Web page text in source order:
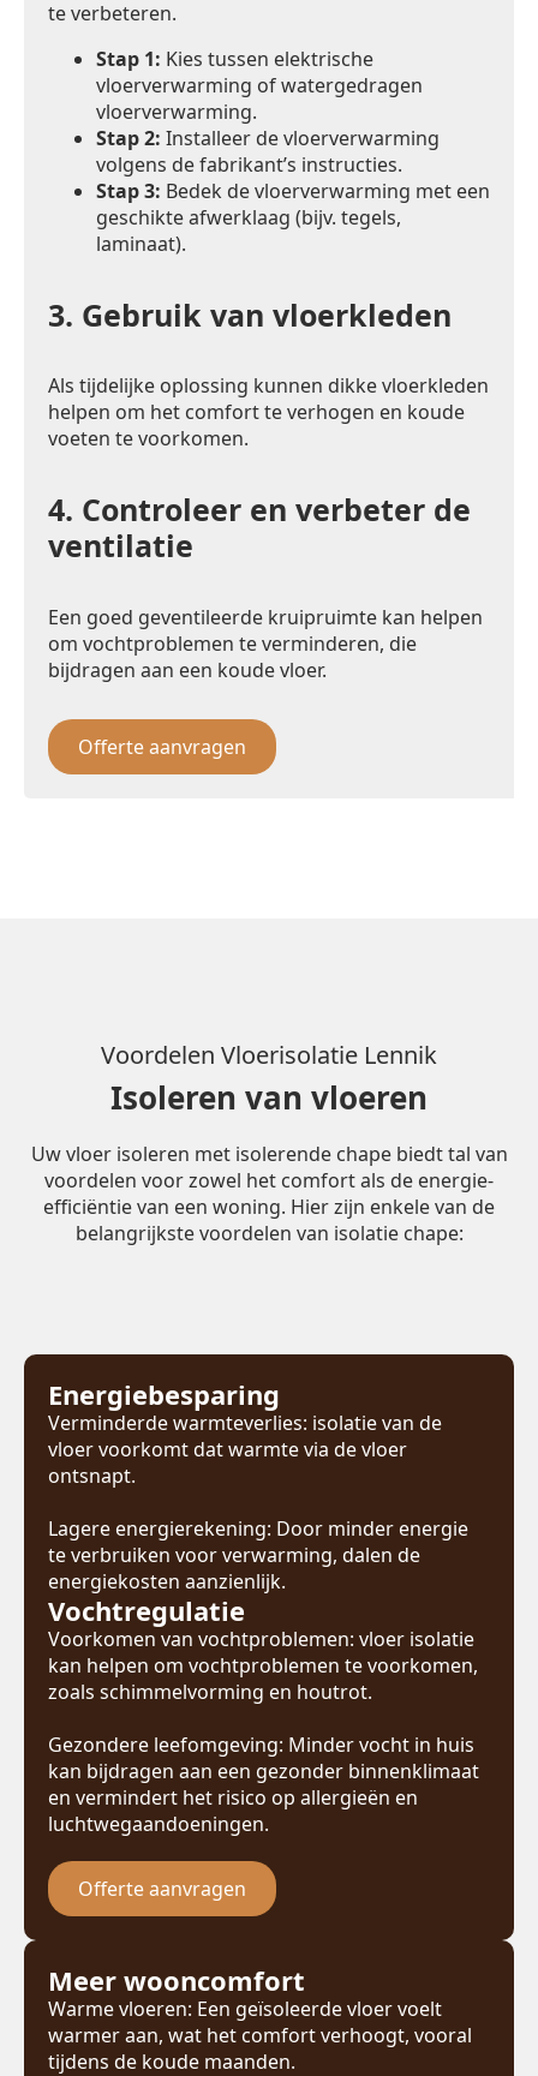
te verbeteren.
Stap 1: Kies tussen elektrische
vloerverwarming of watergedragen
vloerverwarming.
Stap 2: Installeer de vloerverwarming
volgens de fabrikant’s instructies.
Stap 3: Bedek de vloerverwarming met een
geschikte afwerklaag (bijv. tegels,
laminaat).
3. Gebruik van vloerkleden
Als tijdelijke oplossing kunnen dikke vloerkleden
helpen om het comfort te verhogen en koude
voeten te voorkomen.
4. Controleer en verbeter de
ventilatie
Een goed geventileerde kruipruimte kan helpen
om vochtproblemen te verminderen, die
bijdragen aan een koude vloer.
Offerte aanvragen
Voordelen Vloerisolatie Lennik
Isoleren van vloeren
Uw vloer isoleren met isolerende chape biedt tal van
voordelen voor zowel het comfort als de energie-
efficiëntie van een woning. Hier zijn enkele van de
belangrijkste voordelen van isolatie chape:
Energiebesparing
Verminderde warmteverlies: isolatie van de
vloer voorkomt dat warmte via de vloer
ontsnapt.
Lagere energierekening: Door minder energie
te verbruiken voor verwarming, dalen de
energiekosten aanzienlijk.
Vochtregulatie
Voorkomen van vochtproblemen: vloer isolatie
kan helpen om vochtproblemen te voorkomen,
zoals schimmelvorming en houtrot.
Gezondere leefomgeving: Minder vocht in huis
kan bijdragen aan een gezonder binnenklimaat
en vermindert het risico op allergieën en
luchtwegaandoeningen.
Offerte aanvragen
Meer wooncomfort
Warme vloeren: Een geïsoleerde vloer voelt
warmer aan, wat het comfort verhoogt, vooral
tijdens de koude maanden.